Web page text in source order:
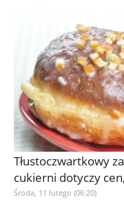
Tłustoczwartkowy
cukierni dotyczy
Środa, 11 lutego (06:20)